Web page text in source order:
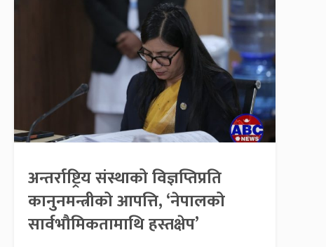
अन्तर्राष्ट्रिय संस्थाको विज्ञप्तिप्रति
कानुनमन्त्रीको आपत्ति, ‘नेपालको
सार्वभौमिकतामाथि हस्तक्षेप’